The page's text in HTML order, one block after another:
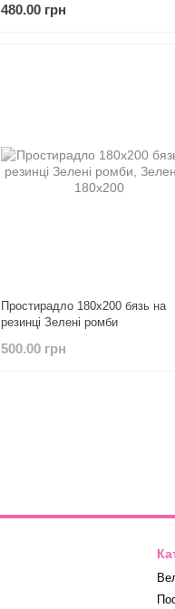
480.00 грн
Простирадло 180х200 бязь на
резинці Зелені ромби
500.00 грн